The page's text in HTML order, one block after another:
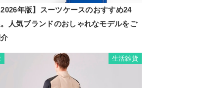
年版】スーツケースのおすすめ24
人気ブランドのおしゃれなモデルをご
生活雑貨